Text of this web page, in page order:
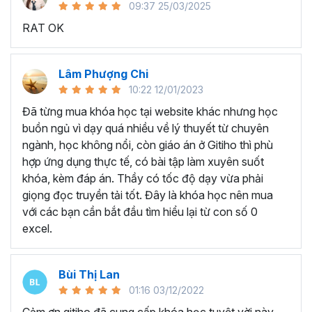
sử dụng Excel sẽ tốn nhiều thời gian, công sức để xử lý
công việc. Hơn nữa, chúng ta cũng không biết những thứ
mình đang thực hiện đúng hay không.
Hiện nay 100% các doanh nghiệp tại Việt Nam
cần tới kỹ năng Excel khi ứng tuyển vào vị trí kế toán, xử
chính... Mỗi cấp độ sẽ có yêu cầu thành thạo Excel xử lý
công việc khác nhau.
Chính vì điều đó Gitiho đã mở khóa học vềThủ thuật
Excel cập nhật hàng tuần - EXG02 với hơn7h+ học
cùng với92 tài liệu đính kèmbạn sẽ nhận được nhiều lợi
ích vô tận như:
Giảng viên là những người có trình độ chuyên môn
cao, kinh nghiệm thực tiễn dày dặn đã và đang đào
VPBank, FPT software, Vietcombank, MIC, Tập
đoàn Thành Công, TH True Milk
09:37 25/03/2025
RAT OK
Lâm Phượng Chi
10:22 12/01/2023
Đã từng mua khóa học tại website khác nhưng học
buồn ngủ vì dạy quá nhiều về lý thuyết từ chuyên
ngành, học không nổi, còn giáo án ở Gitiho thì phù
hợp ứng dụng thực tế, có bài tập làm xuyên suốt
khóa, kèm đáp án. Thầy có tốc độ dạy vừa phải
giọng đọc truyền tải tốt. Đây là khóa học nên mua
với các bạn cần bắt đầu tìm hiểu lại từ con số 0
excel.
Bùi Thị Lan
01:16 03/12/2022